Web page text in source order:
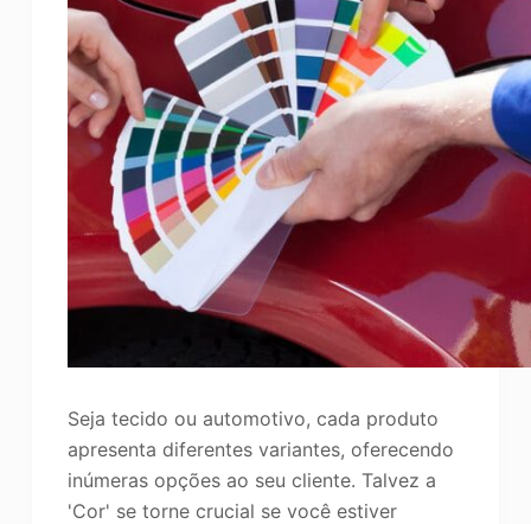
Seja tecido ou automotivo, cada produto
apresenta diferentes variantes, oferecendo
inúmeras opções ao seu cliente. Talvez a
'Cor' se torne crucial se você estiver